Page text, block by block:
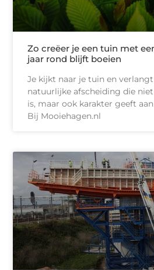
Zo creëer je een tuin met
jaar rond blijft boeien
Je kijkt naar je tuin en verlangt
natuurlijke afscheiding die
is, maar ook karakter geeft
Bij Mooiehagen.nl